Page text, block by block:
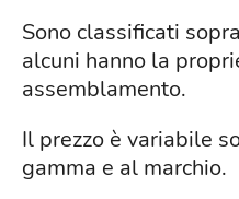
Sono classificati
alcuni hanno la
assemblamento.
Il prezzo è variabile
gamma e al marchio.